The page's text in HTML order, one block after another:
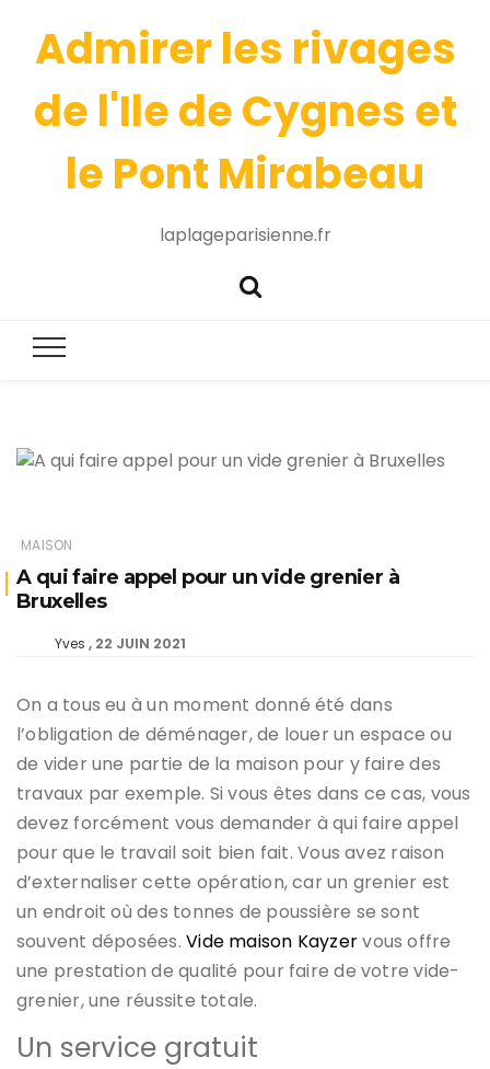
Admirer les rivages
de l'Ile de Cygnes et
le Pont Mirabeau
laplageparisienne.fr
MAISON
A qui faire appel pour un vide grenier à
Bruxelles
Yves 22 JUIN 2021
On a tous eu à un moment donné été dans
l’obligation de déménager, de louer un espace ou
de vider une partie de la maison pour y faire des
travaux par exemple. Si vous êtes dans ce cas, vous
devez forcément vous demander à qui faire appel
pour que le travail soit bien fait. Vous avez raison
d’externaliser cette opération, car un grenier est
un endroit où des tonnes de poussière se sont
souvent déposées.Vide maison Kayzervous offre
une prestation de qualité pour faire de votre vide-
grenier, une réussite totale.
Un service gratuit